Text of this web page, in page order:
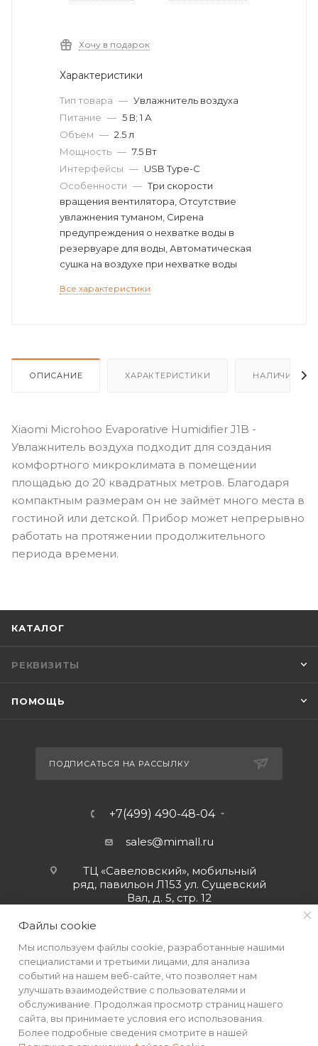
Хочу в подарок
Характеристики
Тип товара — Увлажнитель воздуха
Питание — 5 В; 1 А
Объем — 2.5 л
Мощность — 7.5 Вт
Интерфейсы — USB Type-C
Особенности — Три скорости
вращения вентилятора, Отсутствие
увлажнения туманом, Сирена
предупреждения о нехватке воды в
резервуаре для воды, Автоматическая
сушка на воздухе при нехватке воды
Все характеристики
ОПИСАНИЕ ХАРАКТЕРИСТИКИ НАЛИЧИЕ
Xiaomi Microhoo Evaporative Humidifier J1B -
Увлажнитель воздуха подходит для создания
комфортного микроклимата в помещении
площадью до 20 квадратных метров. Благодаря
компактным размерам он не займёт много места в
гостиной или детской. Прибор может непрерывно
работать на протяжении продолжительного
периода времени.
КАТАЛОГ
РЕКВИЗИТЫ
ПОМОЩЬ
ПОДПИСАТЬСЯ НА РАССЫЛКУ
+7(499) 490-48-04
sales@mimall.ru
ТЦ «Савеловский», мобильный
ряд, павильон Л153 ул. Сущевский
Вал, д. 5, стр. 12
Файлы cookie
Мы используем файлы cookie, разработанные нашими
специалистами и третьими лицами, для анализа
событий на нашем веб-сайте, что позволяет нам
улучшать взаимодействие с пользователями и
обслуживание. Продолжая просмотр страниц нашего
сайта, вы принимаете условия его использования.
Более подробные сведения смотрите в нашей